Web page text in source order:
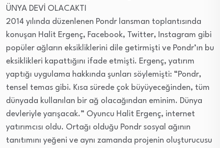
ÜNYA DEVİ OLACAKTI
2014 yılında düzenlenen Pondr lansman toplantısında
konuşan Halit Ergenç, Facebook, Twitter, Instagram gibi
popüler ağların eksikliklerini dile getirmişti ve Pondr’ın bu
eksiklikleri kapattığını ifade etmişti. Ergenç, yatırım
yaptığı uygulama hakkında şunları söylemişti: “Pondr,
tensel temas gibi. Kısa sürede çok büyüyeceğinden, tüm
dünyada kullanılan bir ağ olacağından eminim. Dünya
devleriyle yarışacak.” Oyuncu Halit Ergenç, internet
yatırımcısı oldu. Ortağı olduğu Pondr sosyal ağının
tanıtımını yeğeni ve aynı zamanda projenin oluşturucusu